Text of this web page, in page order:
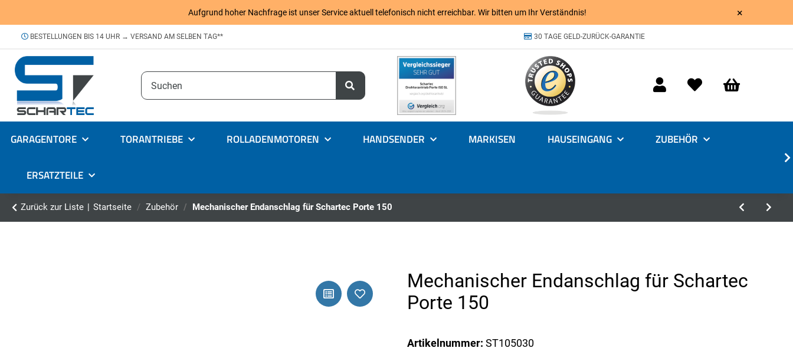
Aufgrund hoher Nachfrage ist unser Service aktuell telefonisch nicht erreichbar. Wir bitten um Ihr Verständnis! ×
BESTELLUNGEN BIS 14 UHR → VERSAND AM SELBEN TAG** 30 TAGE GELD-ZURÜCK-GARANTIE
GARAGENTORE TORANTRIEBE ROLLADENMOTOREN HANDSENDER MARKISEN HAUSEINGANG ZUBEHÖR
ERSATZTEILE
Zurück zur Liste Startseite Zubehör Mechanischer Endanschlag für Schartec Porte 150
Mechanischer Endanschlag für Schartec
Porte 150
Artikelnummer: ST105030